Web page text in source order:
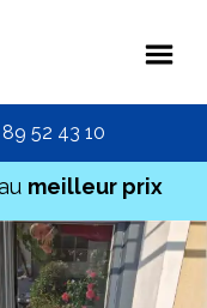
52 43 10
meilleur prix